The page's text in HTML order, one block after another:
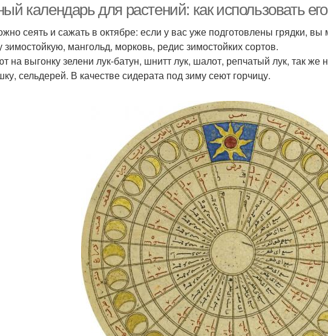
календарь для растений: как использовать
сеять и сажать в октябре: если у вас уже подготовлены грядки,
зимостойкую, мангольд, морковь, редис зимостойких сортов.
на выгонку зелени лук-батун, шнитт лук, шалот, репчатый лук, так же
сельдерей. В качестве сидерата под зиму сеют горчицу.